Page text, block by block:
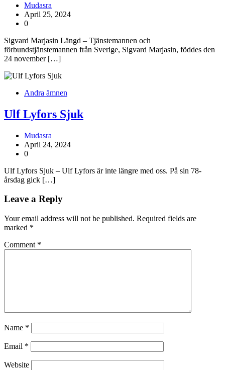
Mudasra
April 25, 2024
0
Sigvard Marjasin Längd – Tjänstemannen och
förbundstjänstemannen från Sverige, Sigvard Marjasin, föddes den
24 november […]
Andra ämnen
Ulf Lyfors Sjuk
Mudasra
April 24, 2024
0
Ulf Lyfors Sjuk – Ulf Lyfors är inte längre med oss. På sin 78-
årsdag gick […]
Leave a Reply
Your email address will not be published. Required fields are
marked *
Comment *
Name *
Email *
Website